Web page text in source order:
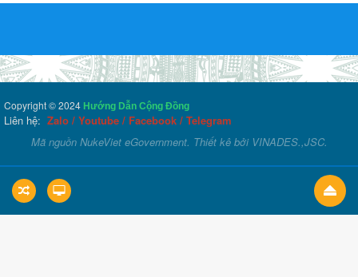
Copyright © 2024 Hướng Dẫn Cộng Đồng
Liên hệ: Zalo / Youtube / Facebook / Telegram
Mã nguồn NukeViet eGovernment. Thiết kê bởi VINADES.,JSC.